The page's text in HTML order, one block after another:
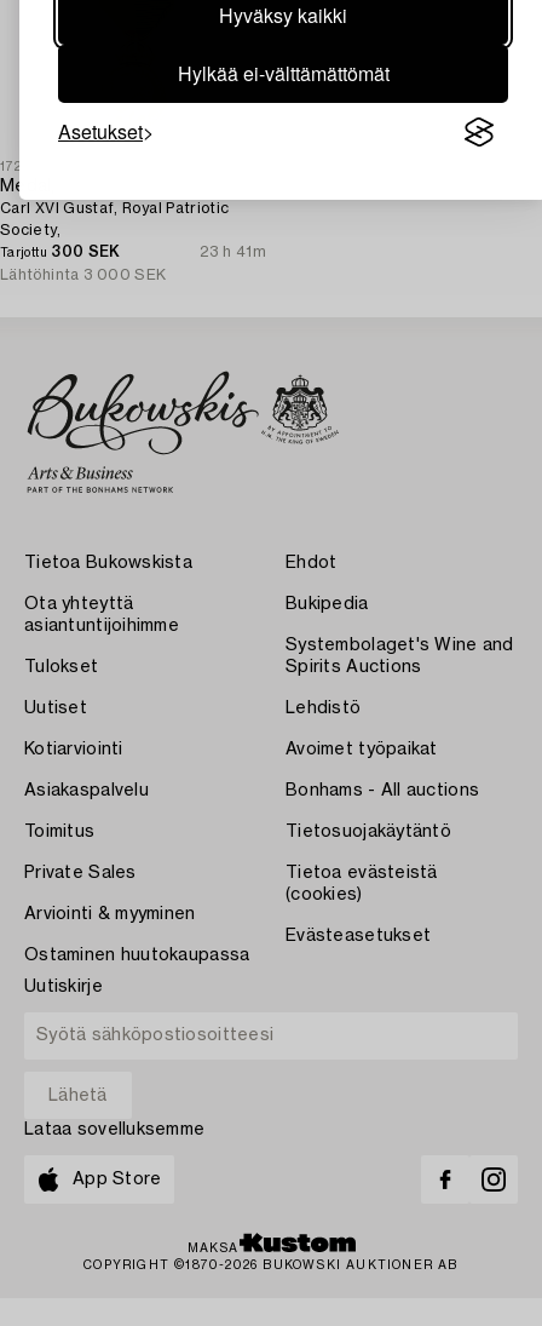
Hyväksy kaikki
Hylkää ei-välttämättömät
Asetukset
1727703
Medal,
Carl XVI Gustaf, Royal Patriotic
Society,
Tarjottu 300 SEK
23 h 41m
Lähtöhinta 3 000 SEK
Tietoa Bukowskista
Ota yhteyttä
asiantuntijoihimme
Tulokset
Uutiset
Kotiarviointi
Asiakaspalvelu
Toimitus
Private Sales
Arviointi & myyminen
Ostaminen huutokaupassa
Ehdot
Bukipedia
Systembolaget's Wine and
Spirits Auctions
Lehdistö
Avoimet työpaikat
Bonhams - All auctions
Tietosuojakäytäntö
Tietoa evästeistä
(cookies)
Evästeasetukset
Uutiskirje
Lataa sovelluksemme
App Store
MAKSA
COPYRIGHT ©1870-2026 BUKOWSKI AUKTIONER AB